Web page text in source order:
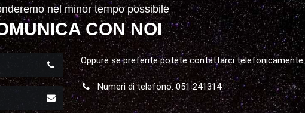
nel minor tempo possibile
CON NOI
Oppure se preferite potete contattarci telefonicamente.
Numeri di telefono: 051 241314